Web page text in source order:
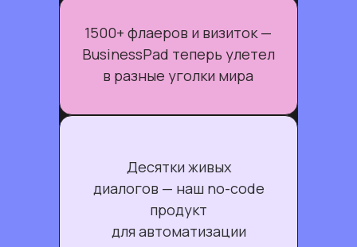
1500+ флаеров и визиток —
BusinessPad теперь улетел
в разные уголки мира
Десятки живых
диалогов — наш no-code
продукт
для автоматизации